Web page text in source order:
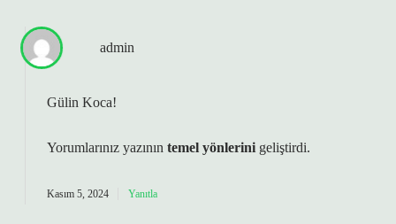
admin
Gülin Koca!
Yorumlarınız yazının temel yönlerini geliştirdi.
Kasım 5, 2024 Yanıtla